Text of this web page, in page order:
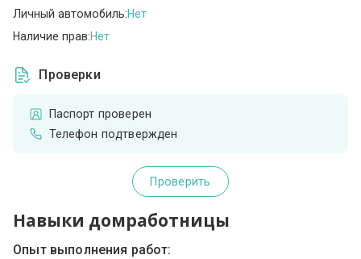
Личный автомобиль:Нет
Наличие прав:Нет
Проверки
Паспорт проверен
Телефон подтвержден
Проверить
Навыки домработницы
Опыт выполнения работ: